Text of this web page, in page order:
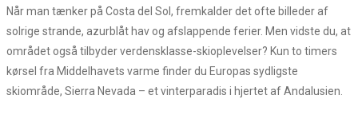
Når man tænker på Costa del Sol, fremkalder det ofte billeder af
solrige strande, azurblåt hav og afslappende ferier. Men vidste du, at
området også tilbyder verdensklasse-skioplevelser? Kun to timers
kørsel fra Middelhavets varme finder du Europas sydligste
skiområde, Sierra Nevada – et vinterparadis i hjertet af Andalusien.